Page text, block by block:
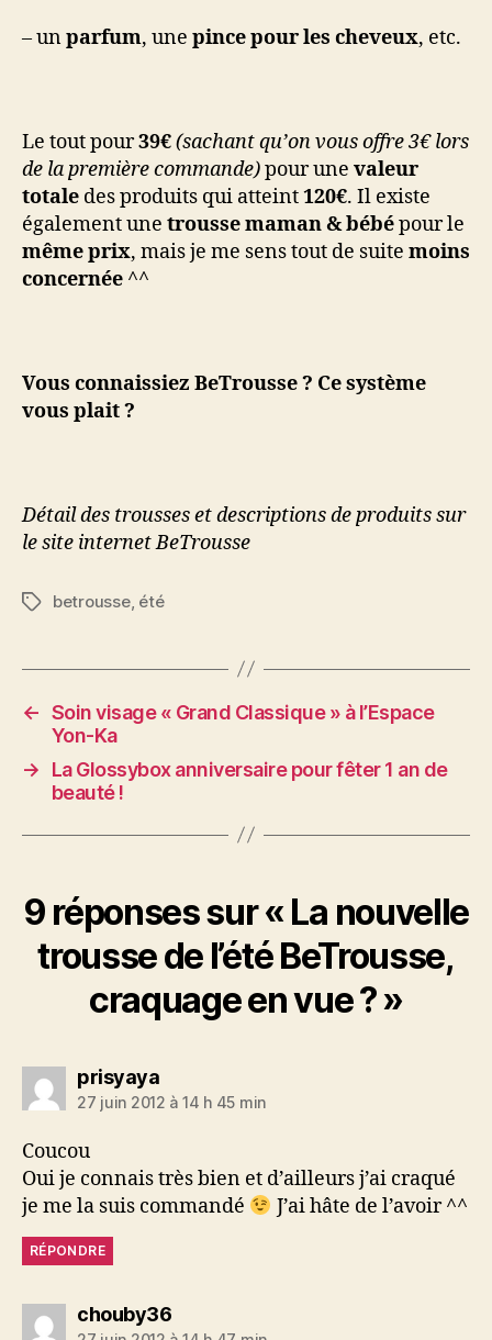
– unparfum, une pince pour les cheveux, etc.
Le tout pour39€(sachant qu’on vous offre 3€ lors
de la première commande)pour une valeur
totale des produits qui atteint120€. Il existe
également une trousse maman & bébépour le
même prix, mais je me sens tout de suite moins
concernée ^^
Vous connaissiez BeTrousse ? Ce système
vous plait ?
Détail des trousses et descriptions de produits sur
le site internet BeTrousse
Étiquettes
betrousse, été
← Soin visage « Grand Classique » à l’Espace
Yon-Ka
→
La Glossybox anniversaire pour fêter 1 an de
beauté !
9 réponses sur « La nouvelle
trousse de l’été BeTrousse,
craquage en vue ? »
prisyayadit :
27 juin 2012 à 14 h 45 min
Coucou
Oui je connais très bien et d’ailleurs j’ai craqué
je me la suis commandé
J’ai hâte de l’avoir ^^
RÉPONDRE
chouby36dit :